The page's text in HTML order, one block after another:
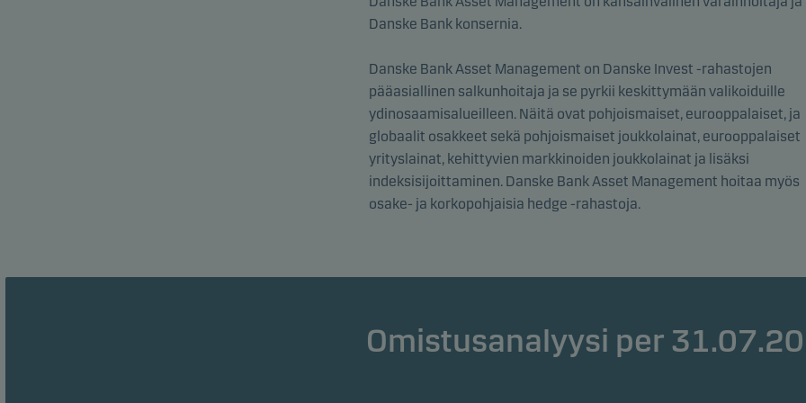
Danske Bank konsernia.
Danske Bank Asset Management on Danske Invest -rahastojen
pääasiallinen salkunhoitaja ja se pyrkii keskittymään valikoiduille
ydinosaamisalueilleen. Näitä ovat pohjoismaiset, eurooppalaiset, ja
globaalit osakkeet sekä pohjoismaiset joukkolainat, eurooppalaiset
yrityslainat, kehittyvien markkinoiden joukkolainat ja lisäksi
indeksisijoittaminen. Danske Bank Asset Management hoitaa myös
osake- ja korkopohjaisia hedge -rahastoja.
Omistusanalyysi per